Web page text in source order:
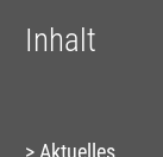
Inhalt
Aktuelles